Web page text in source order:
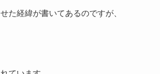
た経緯が書いてあるのですが、